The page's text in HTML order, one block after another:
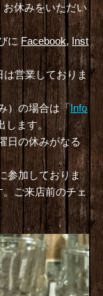
休みをいただい
にFacebook,Inst
は営業しておりま
）の場合は「Info
します。
日の休みがなる
参加しておりま
ご来店前のチェ